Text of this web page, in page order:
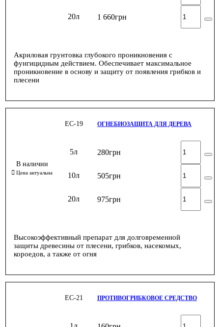
20л 1 660грн
Акриловая грунтовка глубокого проникновения с
фунгицидным действием. Обеспечивает максимальное
проникновение в основу и защиту от появления грибков и
плесени
ЕС-19 ОГНЕБИОЗАЩИТА ДЛЯ ДЕРЕВА
5л 280грн
10л 505грн
20л 975грн
Высокоэффективный препарат для долговременной
защиты древесины от плесени, грибков, насекомых,
короедов, а также от огня
ЕС-21 ПРОТИВОГРИБКОВОЕ СРЕДСТВО